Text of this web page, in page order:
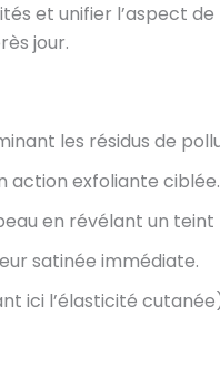
et unifier l’aspect
jour.
les résidus de
action exfoliante ciblée.
en révélant un teint
satinée immédiate.
ici l’élasticité